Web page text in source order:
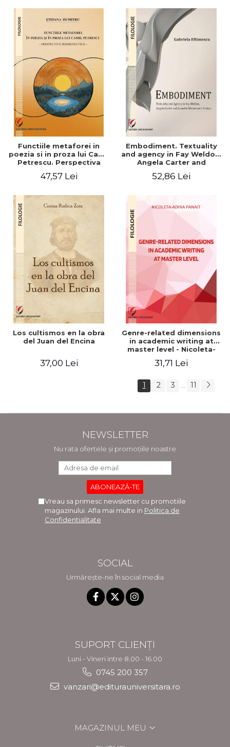
Functiile metaforei in
poezia si in proza lui Camil
Petrescu. Perspectiva
47,57 Lei
Embodiment. Textuality
and agency in Fay Weldon,
Angela Carter and
fiction
52,86 Lei
Los cultismos en la obra
del Juan del Encina
37,00 Lei
Genre-related dimensions
in academic writing at
master level - Nicoleta-
31,71 Lei
1 2 3 ... 11
NEWSLETTER
Nu rata ofertele și promoțiile noastre
Vreau sa primesc newsletter cu promotiile
magazinului. Afla mai multe in Politica de
Confidentialitate
SOCIAL
Urmărește-ne în social media
SUPORT CLIENȚI
Luni - Vineri intre 8.00 - 16.00
0745 200 357
vanzari@editurauniversitara.ro
MAGAZINUL MEU